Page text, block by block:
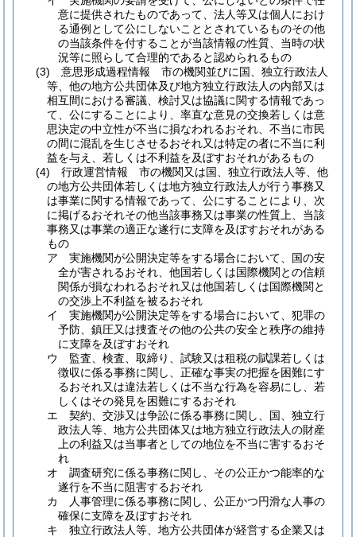
意に提供されたものであって、法人等又は個人におけ
る通例として公にしないこととされているものその他
の当該条件を付することが当該情報の性質、当時の状
況等に照らして合理的であると認められるもの
(3)
意思形成過程情報 市の機関並びに国、独立行政法人
等、他の地方公共団体及び地方独立行政法人の内部又は
相互間における審議、検討又は協議に関する情報であっ
て、公にすることにより、率直な意見の交換若しくは意
思決定の中立性が不当に損なわれるおそれ、不当に市民
の間に混乱を生じさせるおそれ又は特定の者に不当に利
益を与え、若しくは不利益を及ぼすおそれがあるもの
(4)
行政運営情報 市の機関又は国、独立行政法人等、他
の地方公共団体若しくは地方独立行政法人が行う事務又
は事業に関する情報であって、公にすることにより、次
に掲げるおそれその他当該事務又は事業の性質上、当該
事務又は事業の適正な遂行に支障を及ぼすおそれがある
もの
ア
実施機関が公開決定等をする場合において、国の安
全が害されるおそれ、他国若しくは国際機関との信頼
関係が損なわれるおそれ又は他国若しくは国際機関と
の交渉上不利益を被るおそれ
イ
実施機関が公開決定等をする場合において、犯罪の
予防、鎮圧又は捜査その他の公共の安全と秩序の維持
に支障を及ぼすおそれ
ウ
監査、検査、取締り、試験又は租税の賦課若しくは
徴収に係る事務に関し、正確な事実の把握を困難にす
るおそれ又は違法若しくは不当な行為を容易にし、若
しくはその発見を困難にするおそれ
エ
契約、交渉又は争訟に係る事務に関し、国、独立行
政法人等、地方公共団体又は地方独立行政法人の財産
上の利益又は当事者としての地位を不当に害するおそ
れ
オ
調査研究に係る事務に関し、その公正かつ能率的な
遂行を不当に阻害するおそれ
カ
人事管理に係る事務に関し、公正かつ円滑な人事の
確保に支障を及ぼすおそれ
キ
独立行政法人等、地方公共団体が経営する企業又は